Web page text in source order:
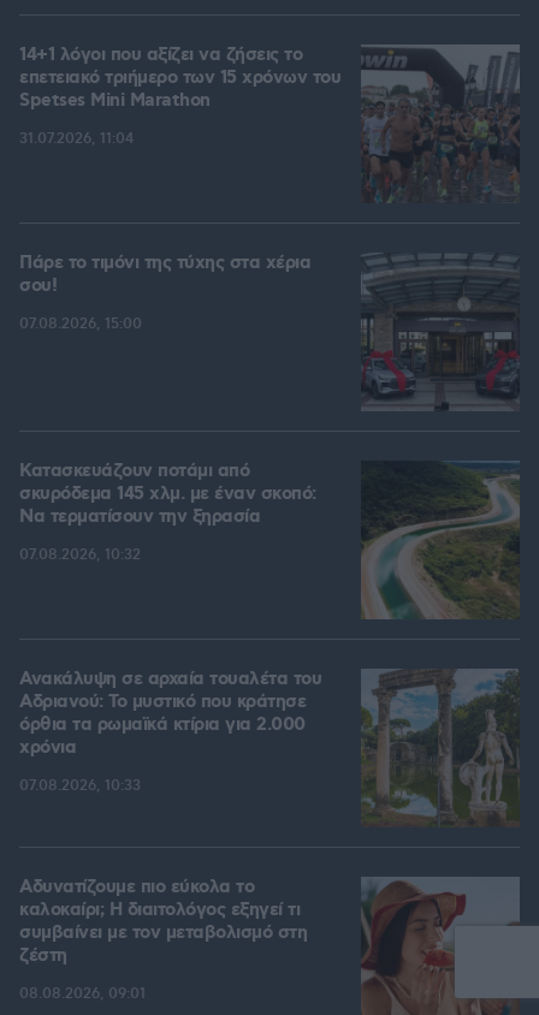
14+1 λόγοι που αξίζει να ζήσεις το
επετειακό τριήμερο των 15 χρόνων του
Spetses Mini Marathon
31.07.2026, 11:04
Πάρε το τιμόνι της τύχης στα χέρια
σου!
07.08.2026, 15:00
Κατασκευάζουν ποτάμι από
σκυρόδεμα 145 χλμ. με έναν σκοπό:
Να τερματίσουν την ξηρασία
07.08.2026, 10:32
Ανακάλυψη σε αρχαία τουαλέτα του
Αδριανού: Το μυστικό που κράτησε
όρθια τα ρωμαϊκά κτίρια για 2.000
χρόνια
07.08.2026, 10:33
Αδυνατίζουμε πιο εύκολα το
καλοκαίρι; Η διαιτολόγος εξηγεί τι
συμβαίνει με τον μεταβολισμό στη
ζέστη
08.08.2026, 09:01